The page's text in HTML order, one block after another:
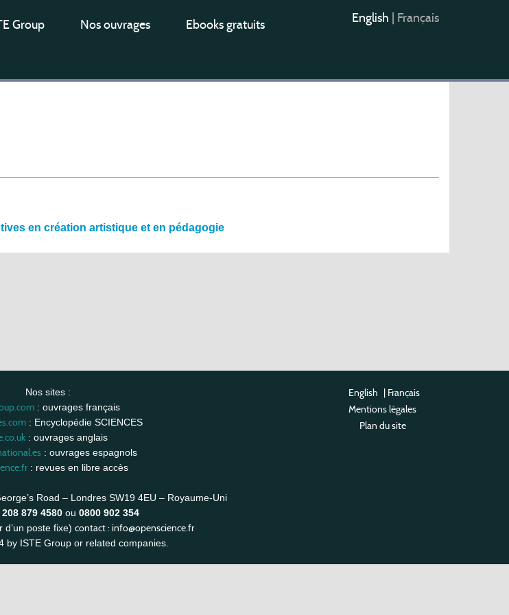
Group Nos ouvrages Ebooks gratuits English Français
en création artistique et en pédagogie
Nos sites :
: ouvrages français
: Encyclopédie SCIENCES
: ouvrages anglais
: ouvrages espagnols
: revues en libre accès
Road – Londres SW19 4EU – Royaume-Uni
879 4580 ou 0800 902 354
poste fixe) contact : info@openscience.fr
by ISTE Group or related companies.
English | Français
Mentions légales
Plan du site